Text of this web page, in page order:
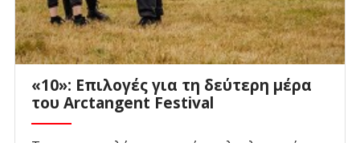
«10»: Επιλογές για τη δεύτερη μέρα
του Arctangent Festival